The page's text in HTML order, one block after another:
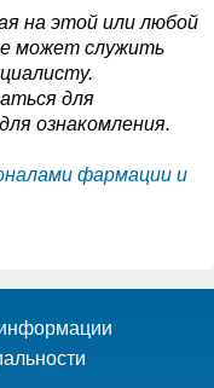
на этой или любой
может служить
для
ознакомления.
фармации и